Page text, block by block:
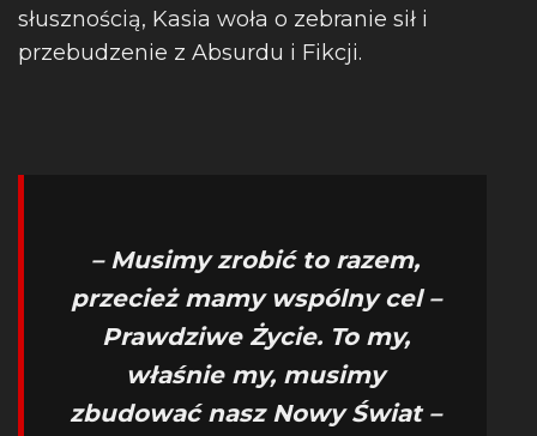
słusznością, Kasia woła o zebranie sił i
przebudzenie z Absurdu i Fikcji.
– Musimy zrobić to razem,
przecież mamy wspólny cel –
Prawdziwe Życie. To my,
właśnie my, musimy
zbudować nasz Nowy Świat –